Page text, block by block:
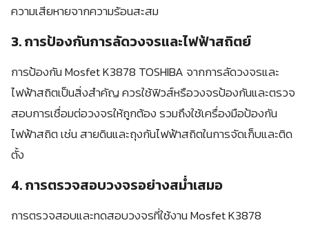
ความเสียหายจากความร้อนสะสม
3. การป้องกันการลัดวงจรและไฟฟ้าสถิตย์
การป้องกัน Mosfet K3878 TOSHIBA จากการลัดวงจรและ
ไฟฟ้าสถิตเป็นสิ่งสำคัญ ควรใช้ฟิวส์หรือวงจรป้องกันและตรวจ
สอบการเชื่อมต่อวงจรให้ถูกต้อง รวมถึงใช้เครื่องมือป้องกัน
ไฟฟ้าสถิต เช่น สายดินและถุงกันไฟฟ้าสถิตในการจัดเก็บและติด
ตั้ง
4. การตรวจสอบวงจรอย่างสม่ำเสมอ
การตรวจสอบและทดสอบวงจรที่ใช้งาน Mosfet K3878